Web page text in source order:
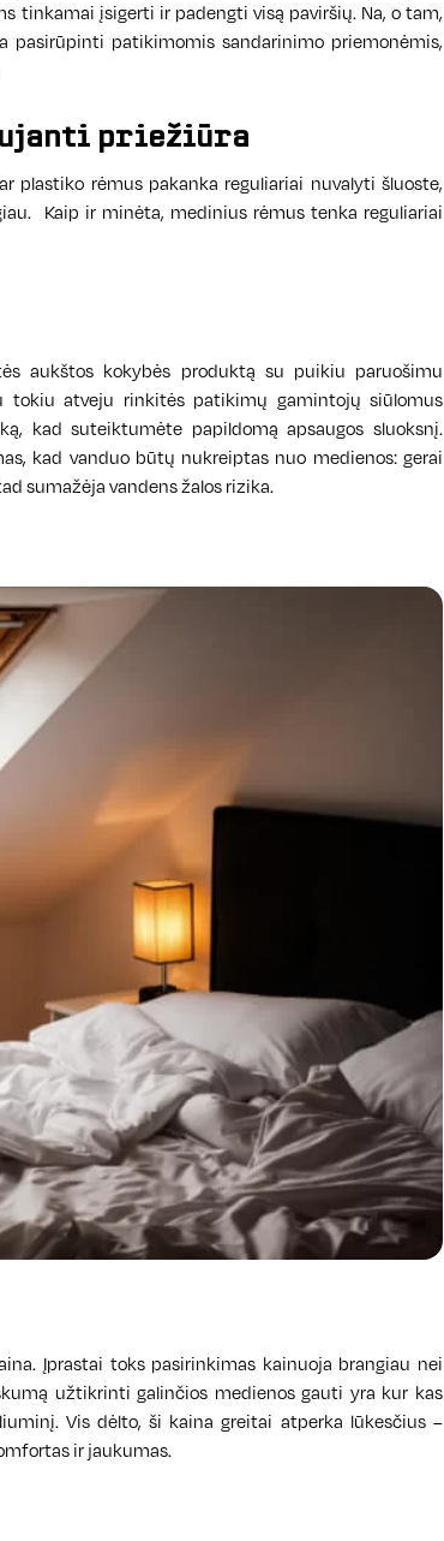
tinkamai įsigerti ir padengti visą paviršių. Na, o tam,
pasirūpinti patikimomis sandarinimo priemonėmis,
priežiūra
plastiko rėmus pakanka reguliariai nuvalyti šluoste,
Kaip ir minėta, medinius rėmus tenka reguliariai
aukštos kokybės produktą su puikiu paruošimu
atveju rinkitės patikimų gamintojų siūlomus
kad suteiktumėte papildomą apsaugos sluoksnį.
kad vanduo būtų nukreiptas nuo medienos: gerai
sumažėja vandens žalos rizika.
Įprastai toks pasirinkimas kainuoja brangiau nei
užtikrinti galinčios medienos gauti yra kur kas
Vis dėlto, ši kaina greitai atperka lūkesčius –
ir jaukumas.